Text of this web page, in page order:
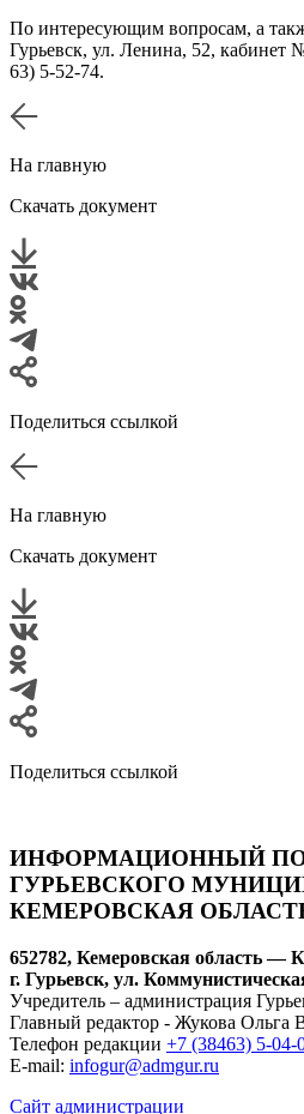
По интересующим вопросам, а
Гурьевск, ул. Ленина, 52, кабинет
63) 5-52-74.
На главную
Скачать документ
Поделиться ссылкой
На главную
Скачать документ
Поделиться ссылкой
ИНФОРМАЦИОННЫЙ
ГУРЬЕВСКОГО
КЕМЕРОВСКАЯ
652782, Кемеровская область —
г. Гурьевск, ул.
Учредитель – администрация
Главный редактор - Жукова Ольга
Телефон редакции +7 (38463) 5-04-
E-mail: infogur@admgur.ru
Сайт администрации